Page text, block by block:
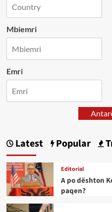
Mbiemri
Emri
Latest Popular
Editorial
A po dështon
paqen?